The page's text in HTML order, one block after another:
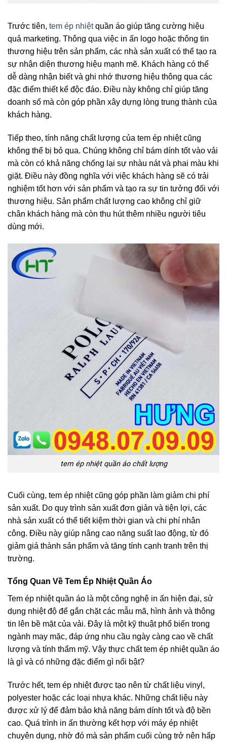
Trước tiên, tem ép nhiệtquần áo giúp tăng cường hiệu
quả marketing. Thông qua việc in ấn logo hoặc thông tin
thương hiệu trên sản phẩm, các nhà sản xuất có thể tạo ra
sự nhận diện thương hiệu mạnh mẽ. Khách hàng có thể
dễ dàng nhận biết và ghi nhớ thương hiệu thông qua các
đặc điểm thiết kế độc đáo. Điều này không chỉ giúp tăng
doanh số mà còn góp phần xây dựng lòng trung thành của
khách hàng.
Tiếp theo, tính năng chất lượng của tem ép nhiệt cũng
không thể bị bỏ qua. Chúng không chỉ bám dính tốt vào vải
mà còn có khả năng chống lại sự nhàu nát và phai màu khi
giặt. Điều này đồng nghĩa với việc khách hàng sẽ có trải
nghiệm tốt hơn với sản phẩm và tạo ra sự tin tưởng đối với
thương hiệu. Sản phẩm chất lượng cao không chỉ giữ
chân khách hàng mà còn thu hút thêm nhiều người tiêu
dùng mới.
tem ép nhiệt quần áo chất lượng
Cuối cùng, tem ép nhiệt cũng góp phần làm giảm chi phí
sản xuất. Do quy trình sản xuất đơn giản và tiện lợi, các
nhà sản xuất có thể tiết kiệm thời gian và chi phí nhân
công. Điều này giúp nâng cao năng suất lao động, từ đó
giảm giá thành sản phẩm và tăng tính cạnh tranh trên thị
trường.
Tổng Quan Về Tem Ép Nhiệt Quần Áo
Tem ép nhiệt quần áo là một công nghệ in ấn hiện đại, sử
dụng nhiệt độ để gắn chặt các mẫu mã, hình ảnh và thông
tin lên bề mặt của vải. Đây là một kỹ thuật phổ biến trong
ngành may mặc, đáp ứng nhu cầu ngày càng cao về chất
lượng và tính thẩm mỹ. Vậy thực chất tem ép nhiệt quần áo
là gì và có những đặc điểm gì nổi bật?
Trước hết, tem ép nhiệt được tạo nên từ chất liệu vinyl,
polyester hoặc các loại nhựa khác. Những chất liệu này
được xử lý để đảm bảo khả năng bám dính tốt và độ bền
cao. Quá trình in ấn thường kết hợp với máy ép nhiệt
chuyên dụng, nhờ đó mà sản phẩm cuối cùng trở nên hấp